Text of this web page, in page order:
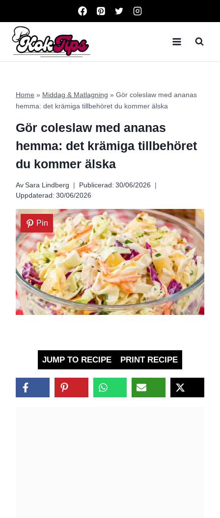
content
Home » Middag & Matlagning » Gör coleslaw med ananas
hemma: det krämiga tillbehöret du kommer älska
Gör coleslaw med ananas
hemma: det krämiga tillbehöret
du kommer älska
Av Sara Lindberg Publicerad: 30/06/2026
Uppdaterad: 30/06/2026
Pin
JUMP TO RECIPE PRINT RECIPE